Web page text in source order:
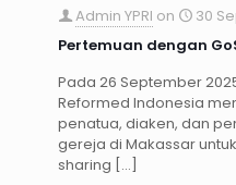
Admin YPRI on
30
Pertemuan dengan
Pada 26 September
Reformed Indonesia
penatua, diaken, dan
gereja di Makassar
sharing […]